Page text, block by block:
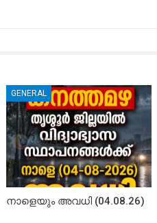
GENERAL
നാളെയും അവധി (04.08.26)